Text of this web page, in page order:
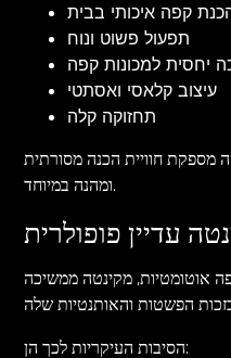
קפה איכותי בבית
תפעול פשוט ונוח
יחסית למכונות קפה
עיצוב קלאסי ואסתטי
תחזוקה קלה
מספקת חוויית הכנה מסורתית
ומהנה במיוחד.
אוטומטיות, מקינטה ממשיכה
הסיבות העיקריות לכך הן: